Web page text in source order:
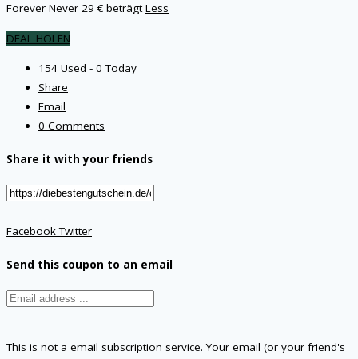
Forever Never 29 € beträgtLess
DEAL HOLEN
154 Used - 0 Today
Share
Email
0 Comments
Share it with your friends
FacebookTwitter
Send this coupon to an email
This is not a email subscription service. Your email (or your friend's